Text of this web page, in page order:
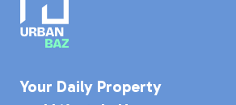
Your Daily Property